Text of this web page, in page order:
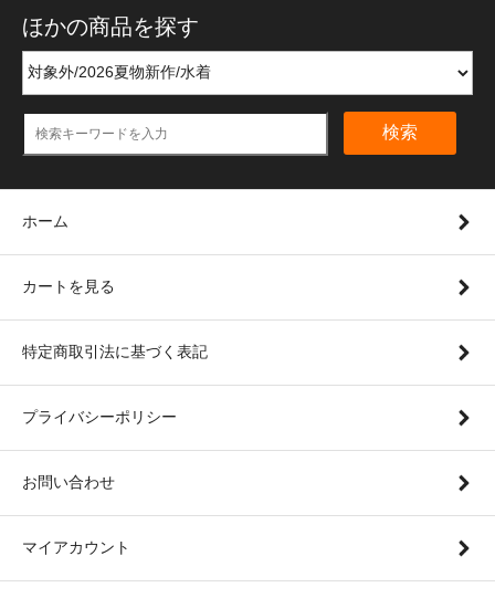
ほかの商品を探す
検索
ホーム
カートを見る
特定商取引法に基づく表記
プライバシーポリシー
お問い合わせ
マイアカウント